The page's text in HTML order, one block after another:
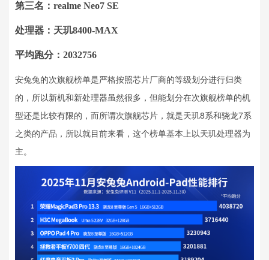
第三名：realme Neo7 SE
处理器：天玑8400-MAX
平均跑分：2032756
安兔兔的次旗舰榜单是严格按照芯片厂商的等级划分进行归类
的，所以新机和新处理器虽然很多，但能划分在次旗舰榜单的机
型还是比较有限的，而所谓次旗舰芯片，就是天玑8系和骁龙7系
之类的产品，所以就目前来看，这个榜单基本上以天玑处理器为
主。